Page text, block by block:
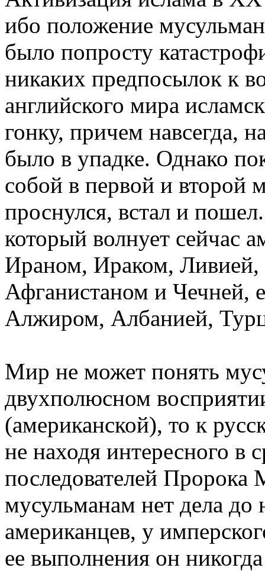
ибо положение
было попросту
никаких предпосылок к
английского мира
гонку, причем навсегда,
было в упадке. Однако
собой в первой и второй
проснулся, встал и
который волнует сейчас
Ираном, Ираком, Ливией,
Афганистаном и Чечней,
Алжиром, Албанией,
Мир не может понять
двухполюсном
(американской), то к
не находя интересного в
последователей
мусульманам нет дела до
американцев, у
ее выполнения он